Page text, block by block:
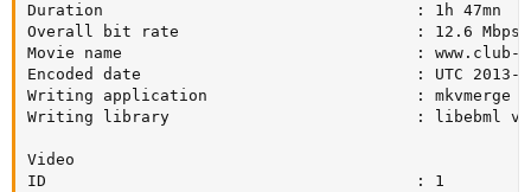
Duration                                 : 1h 47mn
Overall bit rate                         : 12.6 Mbps
Movie name                               : www.club-
Encoded date                             : UTC 2013-
Writing application                      : mkvmerge
Writing library                          : libebml
Video
ID                                       : 1